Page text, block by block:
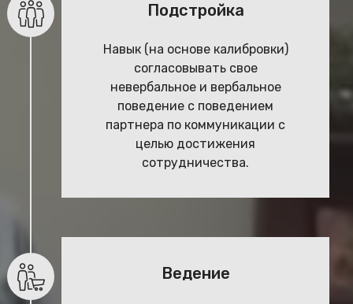
Подстройка
Навык (на основе калибровки)
согласовывать свое
невербальное и вербальное
поведение с поведением
партнера по коммуникации с
целью достижения
сотрудничества.
Ведение